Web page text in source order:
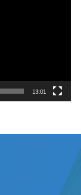
13:01